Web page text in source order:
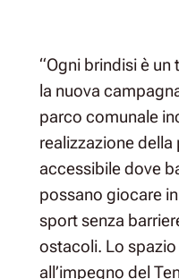
“Ogni brindisi è un
la nuova
parco comunale
realizzazione
accessibile dove
possano giocare
sport senza
ostacoli. Lo
all’impegno del